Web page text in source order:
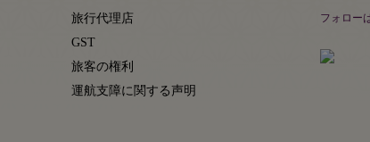
旅行代理店
GST
旅客の権利
運航支障に関する声明
フォロー